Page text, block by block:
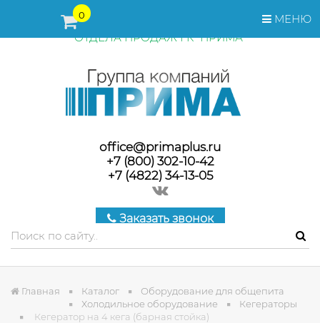
МЕНЮ
0
ПЕРЕД ОФОРМЛЕНИЕМ ЗАКАЗА, СТОИМОСТЬ И СРОКИ
ПОСТАВКИ ТОВАРА УТОЧНЯЙТЕ У МЕНЕДЖЕРОВ
ОТДЕЛА ПРОДАЖ ГК "ПРИМА"
office@primaplus.ru
+7 (800) 302-10-42
+7 (4822) 34-13-05
Заказать звонок
Главная Каталог
Оборудование для общепита
Холодильное оборудование
Кегераторы
Кегератор на 4 кега (барная стойка)